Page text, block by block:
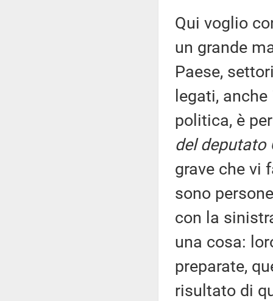
Qui voglio
un grande
Paese,
legati,
politica, è
del deputato
grave che vi
sono
con la
una cosa:
preparate,
risultato di